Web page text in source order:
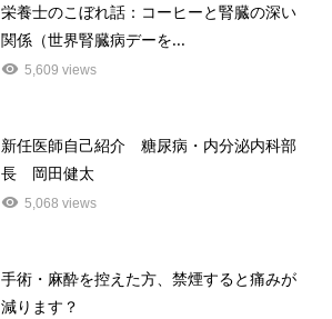
栄養士のこぼれ話：コーヒーと腎臓の深い
関係（世界腎臓病デーを...
5,609 views
新任医師自己紹介 糖尿病・内分泌内科部
長 岡田健太
5,068 views
手術・麻酔を控えた方、禁煙すると痛みが
減ります？